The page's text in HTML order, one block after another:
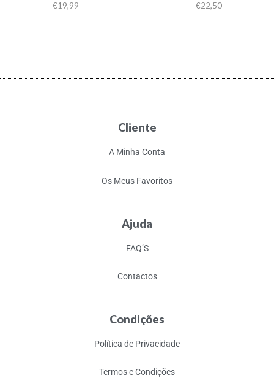
€19,99 €22,50
Cliente
A Minha Conta
Os Meus Favoritos
Ajuda
FAQ’S
Contactos
Condições
Política de Privacidade
Termos e Condições